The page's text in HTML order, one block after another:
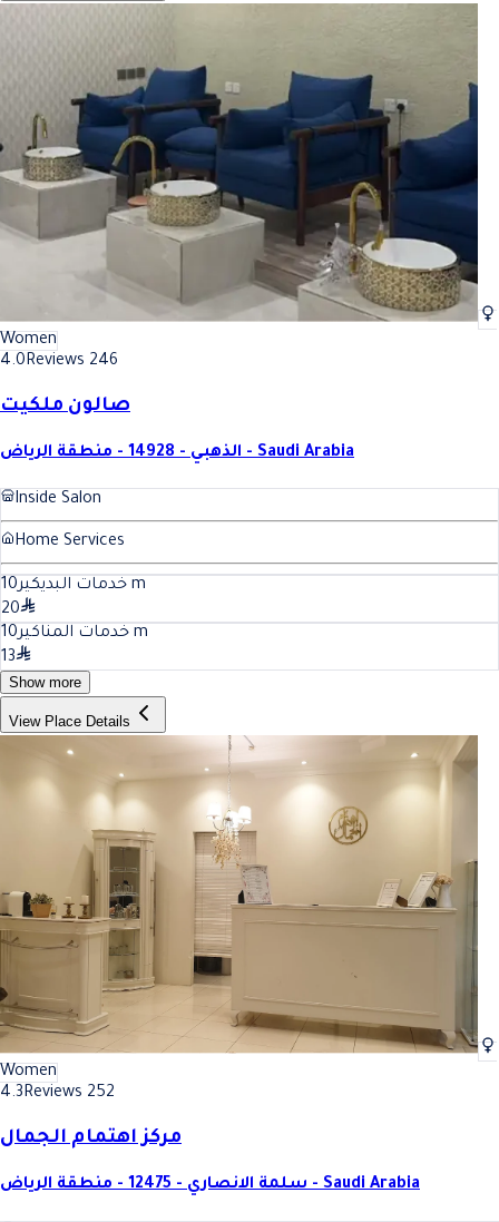
Women
4.0Reviews 246
صالون ملكيت
الذهبي - 14928 - منطقة الرياض - Saudi Arabia
Inside Salon
Home Services
خدمات البديكير10
m
20
خدمات المناكير10
m
13
Show more
View Place Details
Women
4.3Reviews 252
مركز اهتمام الجمال
سلمة الانصاري - 12475 - منطقة الرياض - Saudi Arabia